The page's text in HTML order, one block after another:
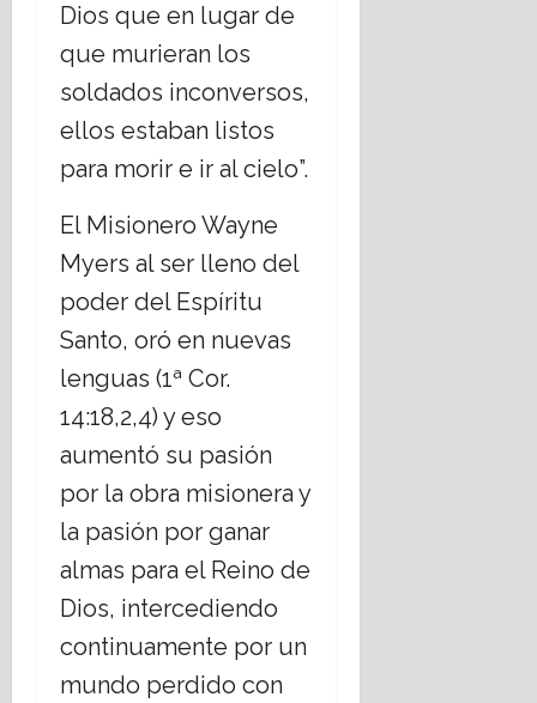
Dios que en lugar de
que murieran los
soldados inconversos,
ellos estaban listos
para morir e ir al cielo”.
El Misionero Wayne
Myers al ser lleno del
poder del Espíritu
Santo, oró en nuevas
lenguas (1ª Cor.
14:18,2,4) y eso
aumentó su pasión
por la obra misionera y
la pasión por ganar
almas para el Reino de
Dios, intercediendo
continuamente por un
mundo perdido con